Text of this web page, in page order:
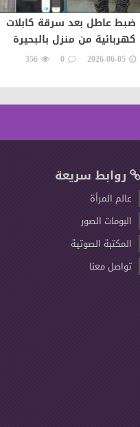
ضبط عاطل بعد سرقة كابلات
كهربائية من منزل بالبحيرة
2026-06-05
0
356
روابط سريعة
عالم المرأة
البومات الصور
المكتبة الصوتية
تواصل معنا